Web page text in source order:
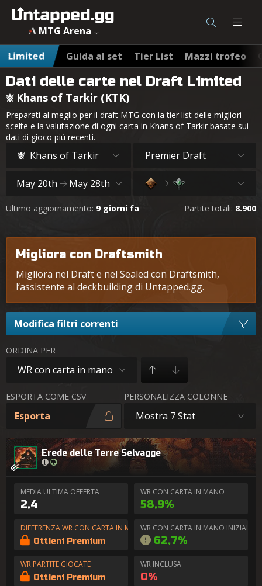
MTG Arena
Limited
Guida al set Tier List Mazzi trofeo
Dati delle carte nel Draft Limited
Khans of Tarkir (KTK)
Preparati al meglio per il draft MTG con la tier list delle migliori
scelte e la valutazione di ogni carta in Khans of Tarkir basate sui
dati di gioco più recenti.
Khans of Tarkir Premier Draft
May 20th May 28th
Ultimo aggiornamento: 9 giorni fa Partite totali: 8.900
Migliora con Draftsmith
Migliora nel Draft e nel Sealed con Draftsmith,
l’assistente al deckbuilding di Untapped.gg.
Modifica filtri correnti
ORDINA PER
WR con carta in mano
ESPORTA COME CSV
Esporta
PERSONALIZZA COLONNE
Mostra 7 Stat
Erede delle Terre Selvagge
MEDIA ULTIMA OFFERTA
2,4
WR CON CARTA IN MANO
58,9%
DIFFERENZA WR CON CARTA IN MANO
Ottieni Premium
WR CON CARTA IN MANO INIZIALE
62,7%
WR PARTITE GIOCATE
Ottieni Premium
WR INCLUSA
0%